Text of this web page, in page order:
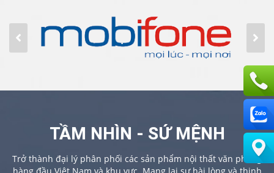
TẦM NHÌN - SỨ MỆNH
Trở thành đại lý phân phối các sản phẩm nội thất văn phòng